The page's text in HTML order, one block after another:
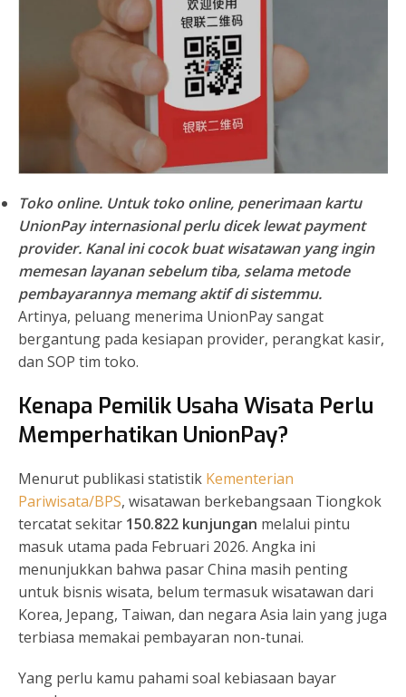
Toko online. Untuk toko online, penerimaan kartu
UnionPay internasional perlu dicek lewat payment
provider. Kanal ini cocok buat wisatawan yang ingin
memesan layanan sebelum tiba, selama metode
pembayarannya memang aktif di sistemmu.
Artinya, peluang menerima UnionPay sangat
bergantung pada kesiapan provider, perangkat kasir,
dan SOP tim toko.
Kenapa Pemilik Usaha Wisata Perlu
Memperhatikan UnionPay?
Menurut publikasi statistik Kementerian
Pariwisata/BPS, wisatawan berkebangsaan Tiongkok
tercatat sekitar 150.822 kunjungan melalui pintu
masuk utama pada Februari 2026. Angka ini
menunjukkan bahwa pasar China masih penting
untuk bisnis wisata, belum termasuk wisatawan dari
Korea, Jepang, Taiwan, dan negara Asia lain yang juga
terbiasa memakai pembayaran non-tunai.
Yang perlu kamu pahami soal kebiasaan bayar